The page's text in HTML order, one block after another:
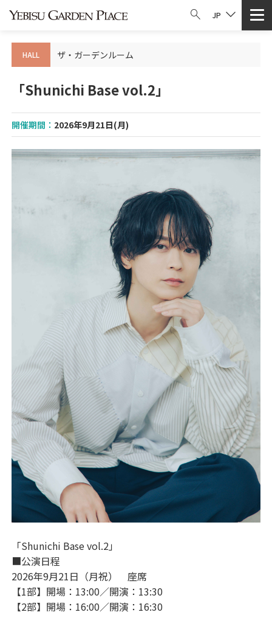
JP
HALL ザ・ガーデンルーム
「Shunichi Base vol.2」
開催期間： 2026年9月21日(月)
「Shunichi Base vol.2」
■公演日程
2026年9月21日（月祝） 座席
【1部】開場：13:00／開演：13:30
【2部】開場：16:00／開演：16:30